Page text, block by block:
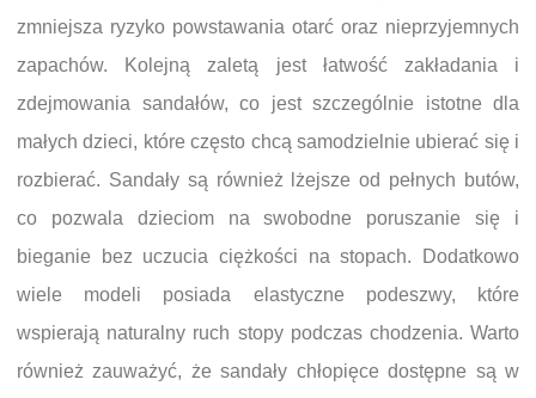
zmniejsza ryzyko powstawania otarć oraz nieprzyjemnych
zapachów. Kolejną zaletą jest łatwość zakładania i
zdejmowania sandałów, co jest szczególnie istotne dla
małych dzieci, które często chcą samodzielnie ubierać się i
rozbierać. Sandały są również lżejsze od pełnych butów,
co pozwala dzieciom na swobodne poruszanie się i
bieganie bez uczucia ciężkości na stopach. Dodatkowo
wiele modeli posiada elastyczne podeszwy, które
wspierają naturalny ruch stopy podczas chodzenia. Warto
również zauważyć, że sandały chłopięce dostępne są w